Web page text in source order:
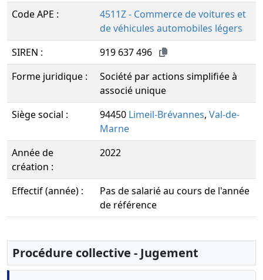
Code APE :
4511Z - Commerce de voitures et
de véhicules automobiles légers
SIREN :
919 637 496
Forme juridique :
Société par actions simplifiée à
associé unique
Siège social :
94450 Limeil-Brévannes, Val-de-
Marne
Année de
création :
2022
Effectif (année) :
Pas de salarié au cours de l'année
de référence
Procédure collective - Jugement